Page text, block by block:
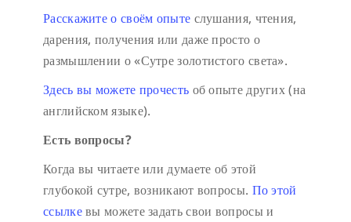
Расскажите о своём опыте слушания, чтения,
дарения, получения или даже просто о
размышлении о «Сутре золотистого света».
Здесь вы можете прочесть об опыте других (на
английском языке).
Есть вопросы?
Когда вы читаете или думаете об этой
глубокой сутре, возникают вопросы. По этой
ссылкевы можете задать свои вопросы и